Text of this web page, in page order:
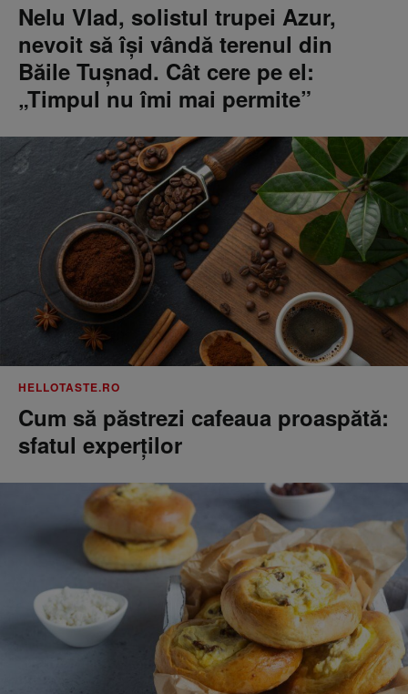
Nelu Vlad, solistul trupei Azur,
nevoit să își vândă terenul din
Băile Tușnad. Cât cere pe el:
„Timpul nu îmi mai permite”
HELLOTASTE.RO
Cum să păstrezi cafeaua proaspătă:
sfatul experților